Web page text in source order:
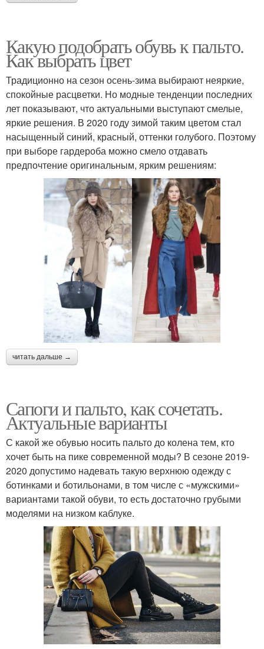
Какую подобрать обувь к пальто.
Как выбрать цвет
Традиционно на сезон осень-зима выбирают неяркие,
спокойные расцветки. Но модные тенденции последних
лет показывают, что актуальными выступают смелые,
яркие решения. В 2020 году зимой таким цветом стал
насыщенный синий, красный, оттенки голубого. Поэтому
при выборе гардероба можно смело отдавать
предпочтение оригинальным, ярким решениям:
читать дальше →
Сапоги и пальто, как сочетать.
Актуальные варианты
С какой же обувью носить пальто до колена тем, кто
хочет быть на пике современной моды? В сезоне 2019-
2020 допустимо надевать такую верхнюю одежду с
ботинками и ботильонами, в том числе с «мужскими»
вариантами такой обуви, то есть достаточно грубыми
моделями на низком каблуке.